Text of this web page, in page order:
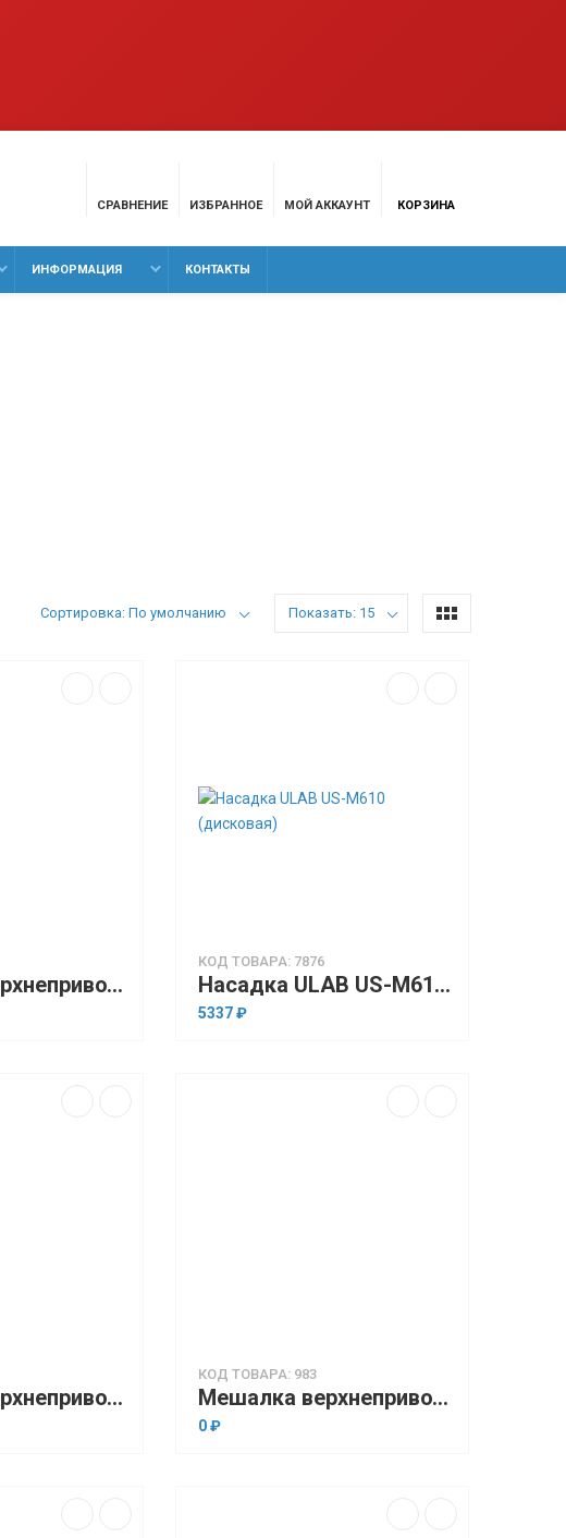
СРАВНЕНИЕ ИЗБРАННОЕ МОЙ АККАУНТ КОРЗИНА
ИНФОРМАЦИЯ КОНТАКТЫ
Сортировка: По умолчанию Показать: 15
Мешалка верхнеприводная Stegler MV-6D (20 л, 100…2500 об/мин)
КОД ТОВАРА: 7876
Насадка ULAB US-M610 (дисковая)
5337 ₽
Мешалка верхнеприводная DAIHAN HS-120A-Set (20 л, до 3000 об/мин)
КОД ТОВАРА: 983
Мешалка верхнеприводная Daihan HS-50A-Set (10 л, 200…3000 об/мин)
0 ₽